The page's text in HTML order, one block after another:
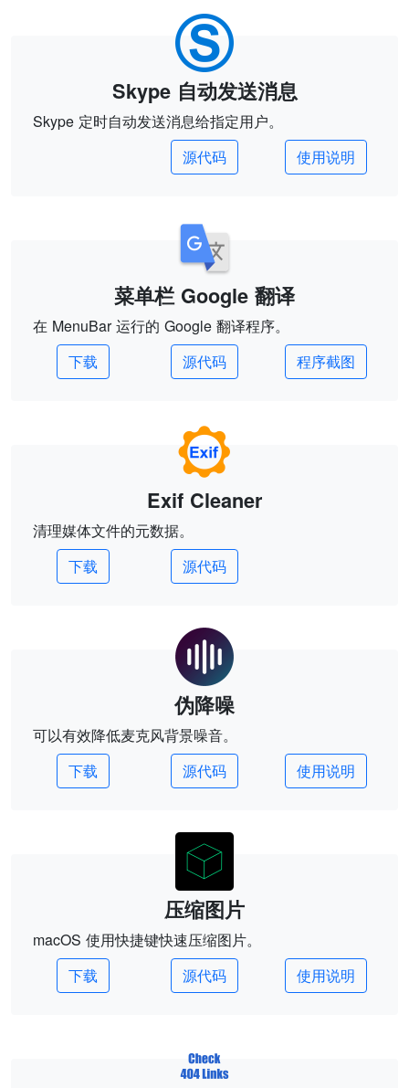
Skype 自动发送消息
Skype 定时自动发送消息给指定用户。
源代码
使用说明
菜单栏 Google 翻译
在 MenuBar 运行的 Google 翻译程序。
下载
源代码 程序截图
Exif Cleaner
清理媒体文件的元数据。
下载
源代码
伪降噪
可以有效降低麦克风背景噪音。
下载
源代码 使用说明
压缩图片
macOS 使用快捷键快速压缩图片。
下载
源代码 使用说明